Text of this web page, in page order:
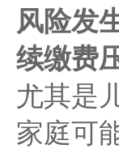
风险发
续缴费
尤其是
家庭可